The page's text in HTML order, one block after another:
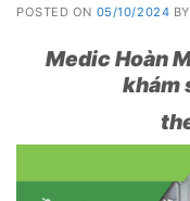
POSTED ON 05/10/2024
Medic Hoàn
khám